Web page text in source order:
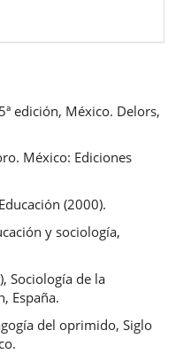
edición, México. Delors,
México: Ediciones
(2000).
y sociología,
Sociología de la
España.
del oprimido, Siglo